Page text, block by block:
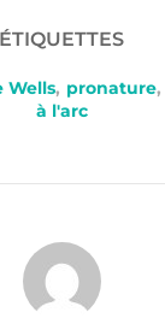
ÉTIQUETTES
Wells, pronature,
à l'arc
DE LA